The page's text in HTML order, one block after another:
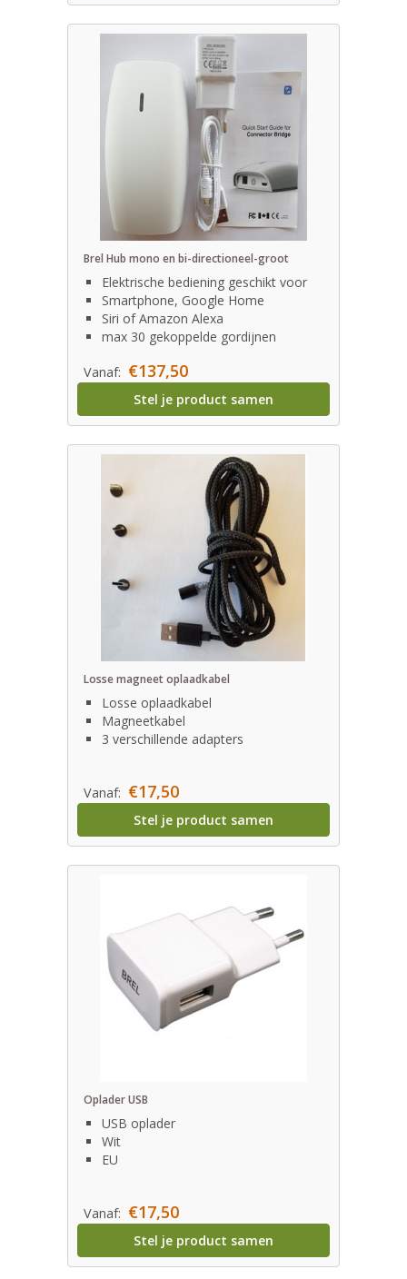
Brel Hub mono en bi-directioneel-groot
Elektrische bediening geschikt voor
Smartphone, Google Home
Siri of Amazon Alexa
max 30 gekoppelde gordijnen
Vanaf: €137,50
Stel je product samen
Losse magneet oplaadkabel
Losse oplaadkabel
Magneetkabel
3 verschillende adapters
Vanaf: €17,50
Stel je product samen
Oplader USB
USB oplader
Wit
EU
Vanaf: €17,50
Stel je product samen